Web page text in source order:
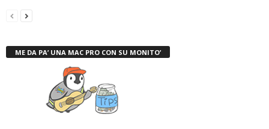
ME DA PA’ UNA MAC PRO CON SU MONITO’